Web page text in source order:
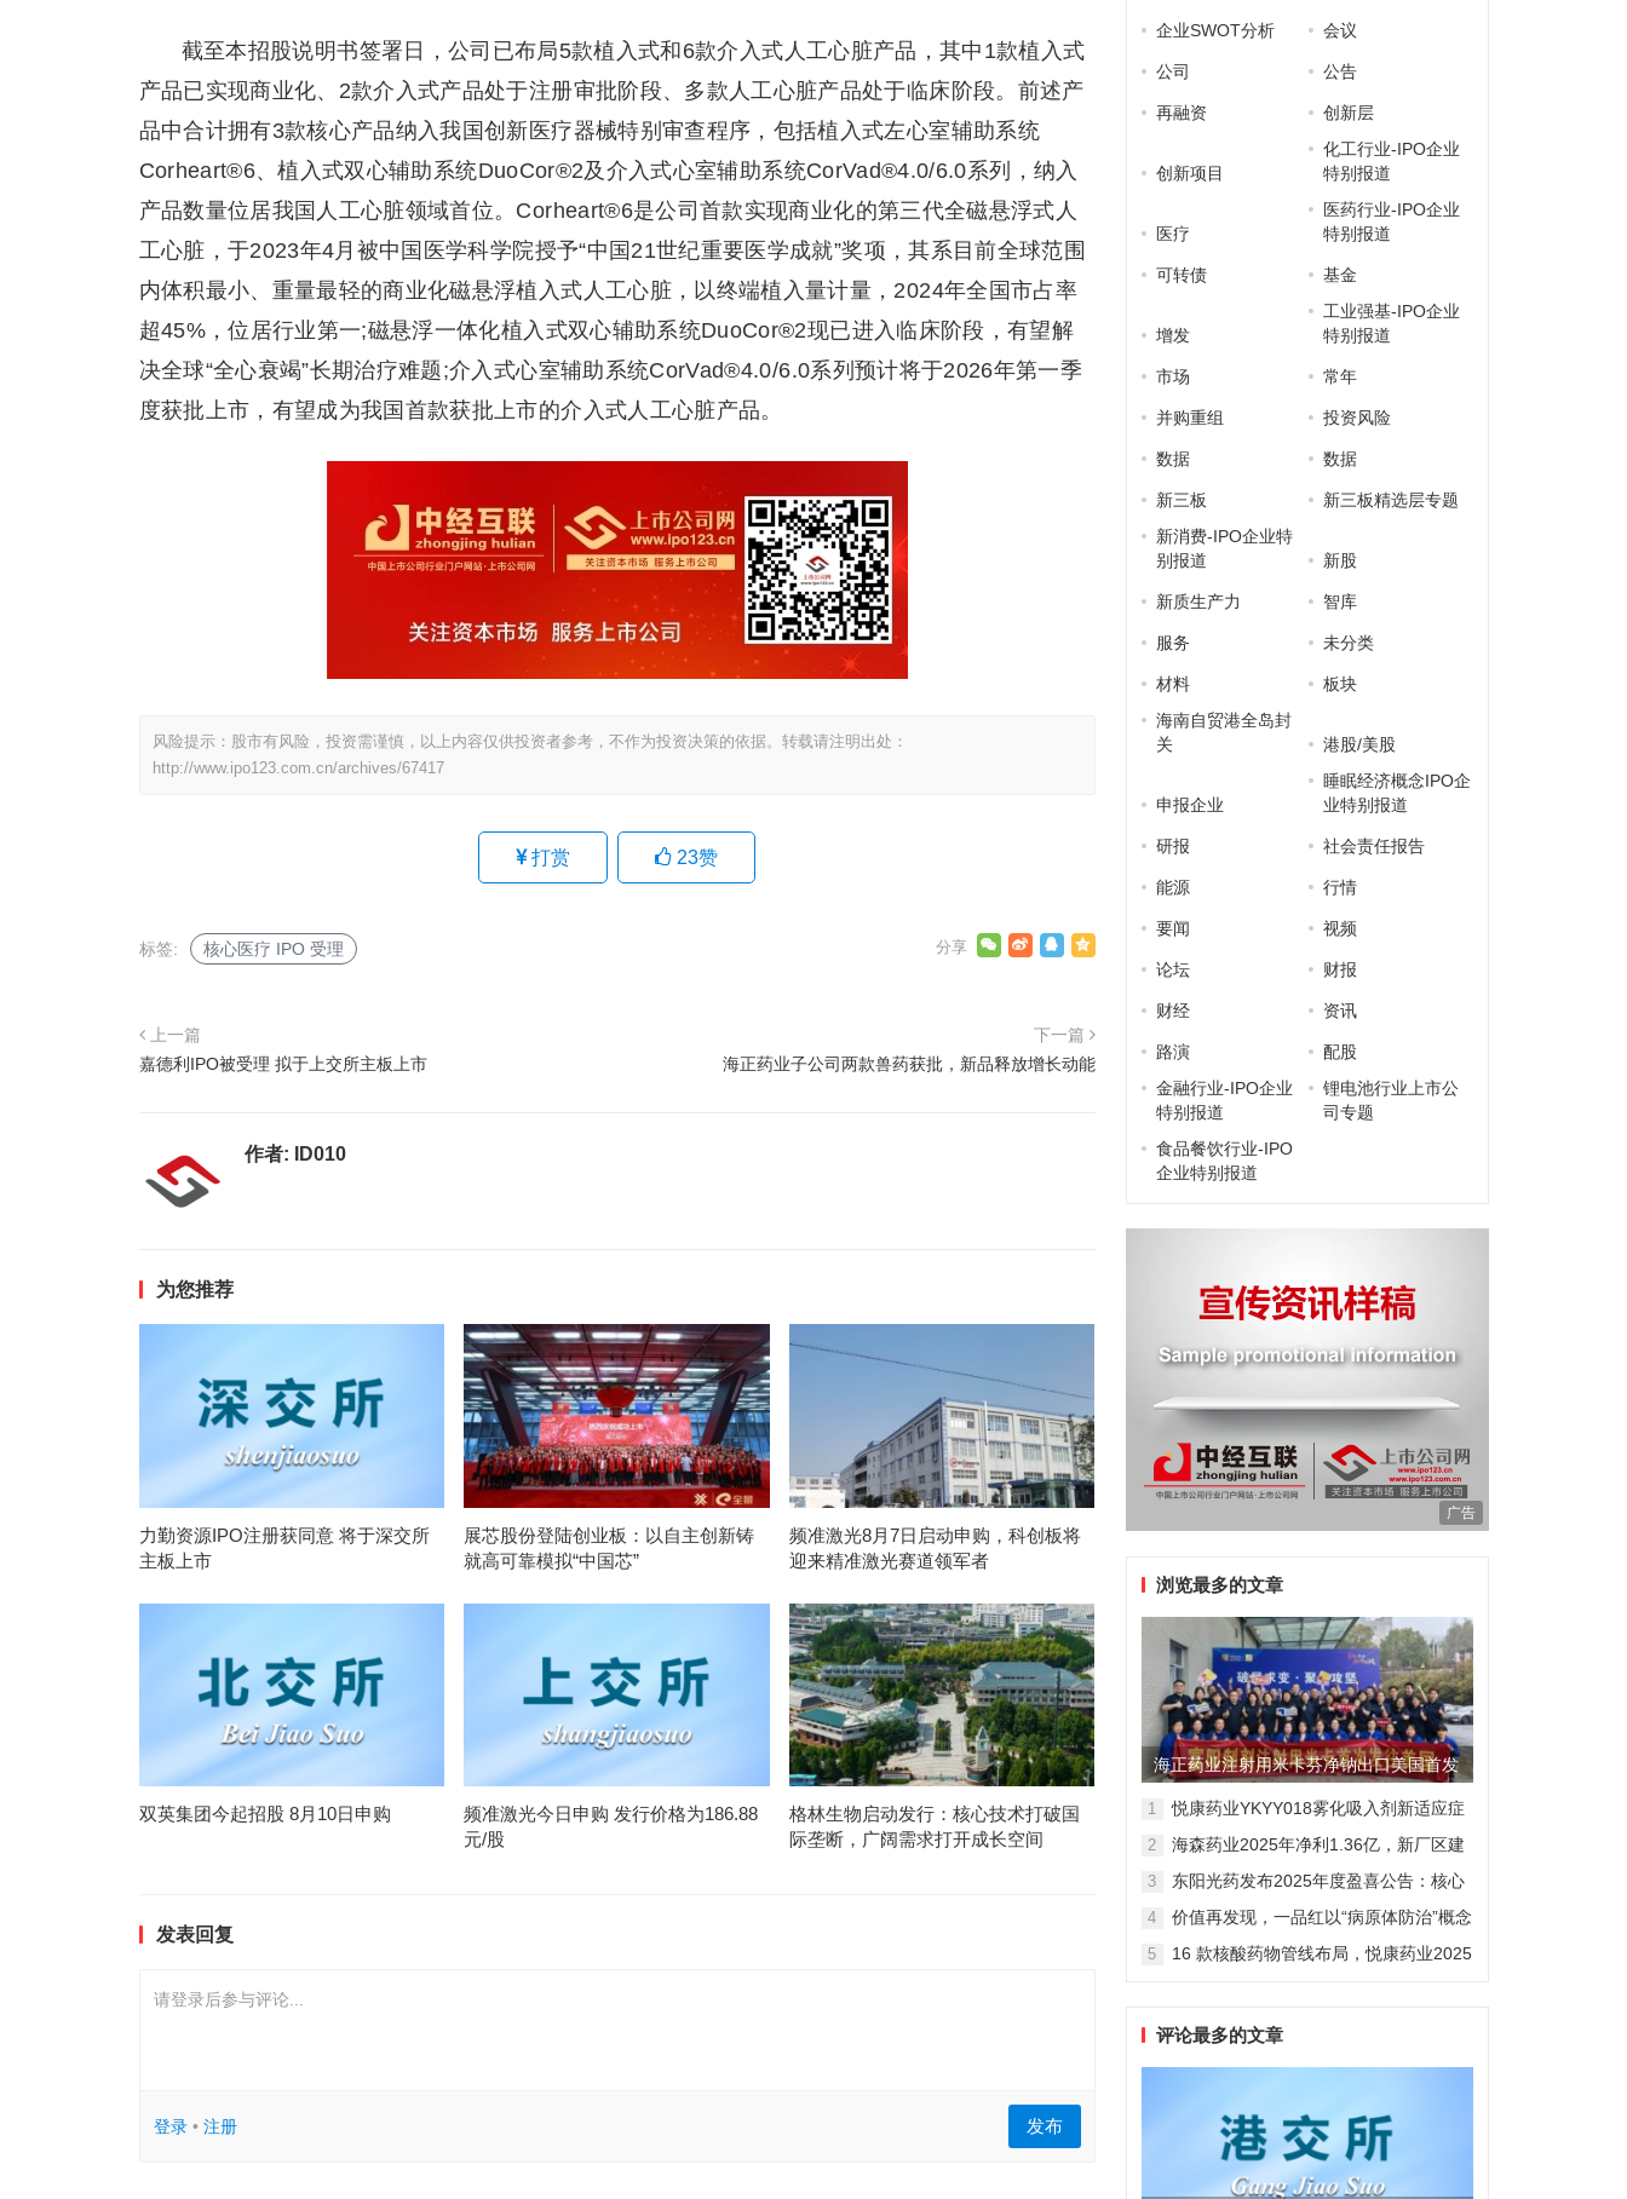
截至本招股说明书签署日，公司已布局5款植入式和6款介入式人工心脏产品，其中1款植入式
产品已实现商业化、2款介入式产品处于注册审批阶段、多款人工心脏产品处于临床阶段。前述产
品中合计拥有3款核心产品纳入我国创新医疗器械特别审查程序，包括植入式左心室辅助系统
Corheart®6、植入式双心辅助系统DuoCor®2及介入式心室辅助系统CorVad®4.0/6.0系列，纳入
产品数量位居我国人工心脏领域首位。Corheart®6是公司首款实现商业化的第三代全磁悬浮式人
工心脏，于2023年4月被中国医学科学院授予“中国21世纪重要医学成就”奖项，其系目前全球范围
内体积最小、重量最轻的商业化磁悬浮植入式人工心脏，以终端植入量计量，2024年全国市占率
超45%，位居行业第一;磁悬浮一体化植入式双心辅助系统DuoCor®2现已进入临床阶段，有望解
决全球“全心衰竭”长期治疗难题;介入式心室辅助系统CorVad®4.0/6.0系列预计将于2026年第一季
度获批上市，有望成为我国首款获批上市的介入式人工心脏产品。
风险提示：股市有风险，投资需谨慎，以上内容仅供投资者参考，不作为投资决策的依据。转载请注明出处：
http://www.ipo123.com.cn/archives/67417
打赏 23赞
标签: 核心医疗 IPO 受理
上一篇
嘉德利IPO被受理 拟于上交所主板上市
下一篇
海正药业子公司两款兽药获批，新品释放增长动能
作者: ID010
为您推荐
力勤资源IPO注册获同意 将于深交所
主板上市
展芯股份登陆创业板：以自主创新铸
就高可靠模拟“中国芯”
频准激光8月7日启动申购，科创板将
迎来精准激光赛道领军者
双英集团今起招股 8月10日申购
频准激光今日申购 发行价格为186.88
元/股
格林生物启动发行：核心技术打破国
际垄断，广阔需求打开成长空间
发表回复
请登录后参与评论...
登录• 注册 发布
企业SWOT分析 会议
公司 公告
再融资 创新层
创新项目
化工行业-IPO企业
特别报道
医疗
医药行业-IPO企业
特别报道
可转债 基金
增发
工业强基-IPO企业
特别报道
市场 常年
并购重组 投资风险
数据 数据
新三板
新三板精选层专题
新消费-IPO企业特
别报道
新股
新质生产力 智库
服务 未分类
材料
板块
海南自贸港全岛封
关
港股/美股
申报企业
睡眠经济概念IPO企
业特别报道
研报 社会责任报告
能源 行情
要闻 视频
论坛 财报
财经 资讯
路演
配股
金融行业-IPO企业
特别报道
锂电池行业上市公
司专题
食品餐饮行业-IPO
企业特别报道
广告
浏览最多的文章
海正药业注射用米卡芬净钠出口美国首发
制剂全球化迈出关键一步
1
悦康药业YKYY018雾化吸入剂新适应症
感染防治
2
海森药业2025年净利1.36亿，新厂区建
3
东阳光药发布2025年度盈喜公告：核心
维度
4
价值再发现，一品红以“病原体防治”概念
5
16 款核酸药物管线布局，悦康药业2025
评论最多的文章